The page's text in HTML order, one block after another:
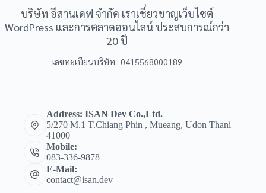
บริษัท อีสานเดฟ จำกัด เราเชี่ยวชาญเว็บไซต์
WordPress และการตลาดออนไลน์ ประสบการณ์กว่า
20 ปี
เลขทะเบียนบริษัท : 0415568000189
Address: ISAN Dev Co.,Ltd.
5/270 M.1 T.Chiang Phin , Mueang, Udon Thani
41000
Mobile:
083-336-9878
E-Mail:
contact@isan.dev